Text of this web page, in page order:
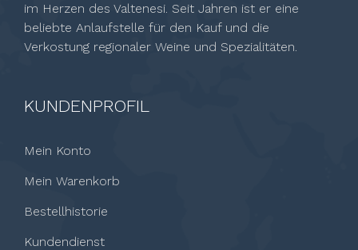
im Herzen des Valtenesi. Seit Jahren ist er eine
beliebte Anlaufstelle für den Kauf und die
Verkostung regionaler Weine und Spezialitäten.
KUNDENPROFIL
Mein Konto
Mein Warenkorb
Bestellhistorie
Kundendienst